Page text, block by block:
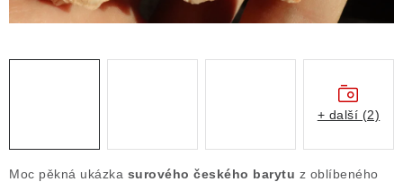
Moc pěkná ukázka surového českého barytu z oblíbeného
+ další (2)